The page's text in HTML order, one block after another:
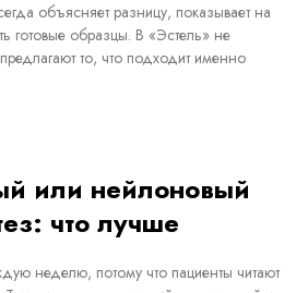
объясняет разницу, показывает на
готовые образцы. В «Эстель» не
то, что подходит именно
или нейлоновый
что лучше
неделю, потому что пациенты читают